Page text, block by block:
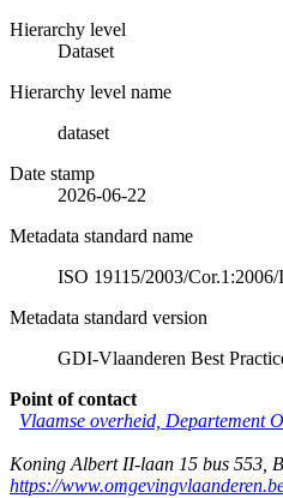
Hierarchy level
Dataset
Hierarchy level name
dataset
Date stamp
2026-06-22
Metadata standard name
ISO 19115/2003/
Metadata standard version
GDI-Vlaanderen Best
Point of contact
Vlaamse overheid, Departement
Koning Albert II-laan 15 bus 553
https://